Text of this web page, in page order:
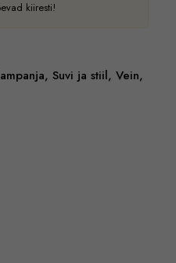
kiiresti!
, Suvi ja stiil, Vein,